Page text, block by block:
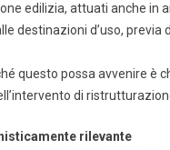
edilizia, attuati anche in
destinazioni d’uso,
questo possa avvenire è
di
rilevante